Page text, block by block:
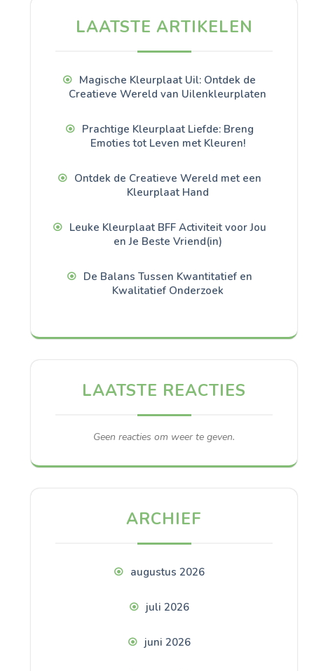
LAATSTE ARTIKELEN
Magische Kleurplaat Uil: Ontdek de
Creatieve Wereld van Uilenkleurplaten
Prachtige Kleurplaat Liefde: Breng
Emoties tot Leven met Kleuren!
Ontdek de Creatieve Wereld met een
Kleurplaat Hand
Leuke Kleurplaat BFF Activiteit voor Jou
en Je Beste Vriend(in)
De Balans Tussen Kwantitatief en
Kwalitatief Onderzoek
LAATSTE REACTIES
Geen reacties om weer te geven.
ARCHIEF
augustus 2026
juli 2026
juni 2026